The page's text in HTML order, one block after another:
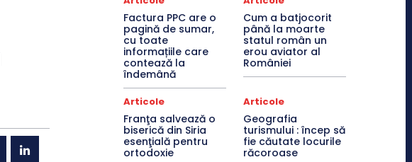
Factura PPC are o
pagină de sumar,
cu toate
informațiile care
contează la
îndemână
Cum a batjocorit
până la moarte
statul român un
erou aviator al
României
Articole
Franţa salvează o
biserică din Siria
esenţială pentru
ortodoxie
Articole
Geografia
turismului : încep să
fie căutate locurile
răcoroase